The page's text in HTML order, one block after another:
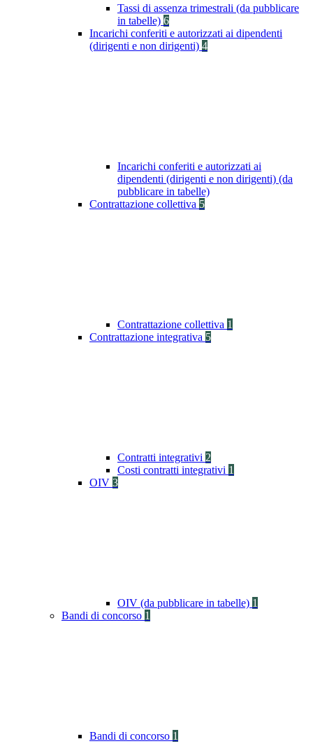
Tassi di assenza trimestrali (da pubblicare
in tabelle) 6
Incarichi conferiti e autorizzati ai dipendenti
(dirigenti e non dirigenti) 4
Incarichi conferiti e autorizzati ai
dipendenti (dirigenti e non dirigenti) (da
pubblicare in tabelle)
Contrattazione collettiva 5
Contrattazione collettiva 1
Contrattazione integrativa 5
Contratti integrativi 2
Costi contratti integrativi 1
OIV 3
OIV (da pubblicare in tabelle) 1
Bandi di concorso 1
Bandi di concorso 1